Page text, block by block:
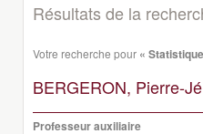
Résultats de la
Votre recherche pour «
BERGERON, Pierre-
Professeur auxiliaire